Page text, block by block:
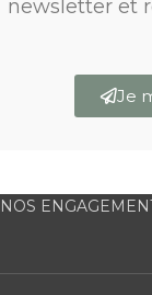
newsletter et
Je
NOS